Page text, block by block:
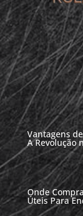
Vantagens
A Revolução
Onde
Úteis Para